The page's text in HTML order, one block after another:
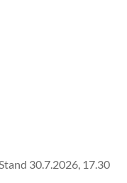
30.7.2026, 17.30